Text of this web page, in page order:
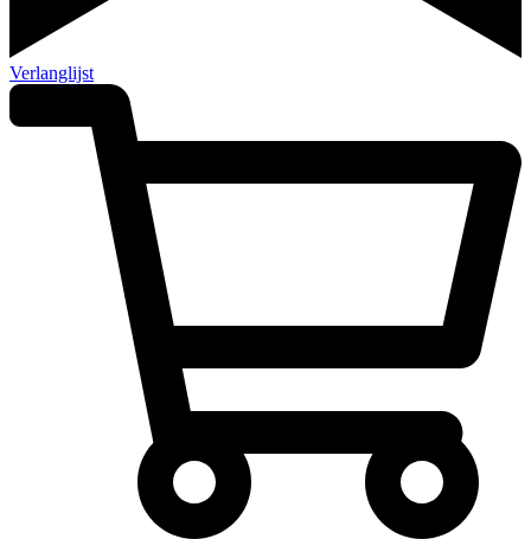
Verlanglijst